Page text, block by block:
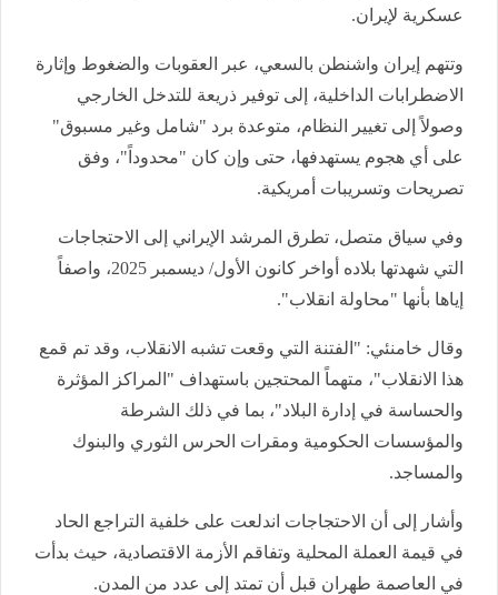
عسكرية لإيران.
وتتهم إيران واشنطن بالسعي، عبر العقوبات والضغوط وإثارة
الاضطرابات الداخلية، إلى توفير ذريعة للتدخل الخارجي
وصولاً إلى تغيير النظام، متوعدة برد "شامل وغير مسبوق"
على أي هجوم يستهدفها، حتى وإن كان "محدوداً"، وفق
تصريحات وتسريبات أمريكية.
وفي سياق متصل، تطرق المرشد الإيراني إلى الاحتجاجات
التي شهدتها بلاده أواخر كانون الأول/ ديسمبر 2025، واصفاً
إياها بأنها "محاولة انقلاب".
وقال خامنئي: "الفتنة التي وقعت تشبه الانقلاب، وقد تم قمع
هذا الانقلاب"، متهماً المحتجين باستهداف "المراكز المؤثرة
والحساسة في إدارة البلاد"، بما في ذلك الشرطة
والمؤسسات الحكومية ومقرات الحرس الثوري والبنوك
والمساجد.
وأشار إلى أن الاحتجاجات اندلعت على خلفية التراجع الحاد
في قيمة العملة المحلية وتفاقم الأزمة الاقتصادية، حيث بدأت
في العاصمة طهران قبل أن تمتد إلى عدد من المدن.